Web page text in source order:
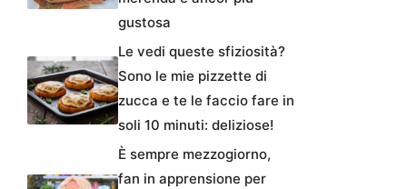
gustosa
Le vedi queste sfiziosità?
Sono le mie pizzette di
zucca e te le faccio fare in
soli 10 minuti: deliziose!
È sempre mezzogiorno,
fan in apprensione per